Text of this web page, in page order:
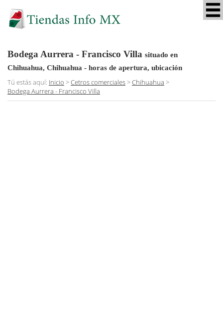
Bodega Aurrera - Francisco Villa situado en
Chihuahua, Chihuahua - horas de apertura, ubicación
Tú estás aquí: Inicio >Cetros comerciales>Chihuahua >
Bodega Aurrera - Francisco Villa